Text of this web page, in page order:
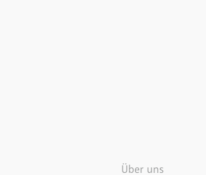
Über uns